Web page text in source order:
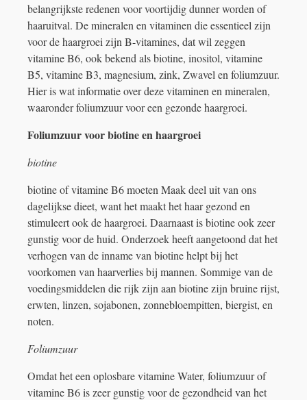
belangrijkste redenen voor voortijdig dunner worden of
haaruitval. De mineralen en vitaminen die essentieel zijn
voor de haargroei zijn B-vitamines, dat wil zeggen
vitamine B6, ook bekend als biotine, inositol, vitamine
B5, vitamine B3, magnesium, zink, Zwavel en foliumzuur.
Hier is wat informatie over deze vitaminen en mineralen,
waaronder foliumzuur voor een gezonde haargroei.
Foliumzuur voor biotine en haargroei
biotine
biotine of vitamine B6 moeten Maak deel uit van ons
dagelijkse dieet, want het maakt het haar gezond en
stimuleert ook de haargroei. Daarnaast is biotine ook zeer
gunstig voor de huid. Onderzoek heeft aangetoond dat het
verhogen van de inname van biotine helpt bij het
voorkomen van haarverlies bij mannen. Sommige van de
voedingsmiddelen die rijk zijn aan biotine zijn bruine rijst,
erwten, linzen, sojabonen, zonnebloempitten, biergist, en
noten.
Foliumzuur
Omdat het een oplosbare vitamine Water, foliumzuur of
vitamine B6 is zeer gunstig voor de gezondheid van het